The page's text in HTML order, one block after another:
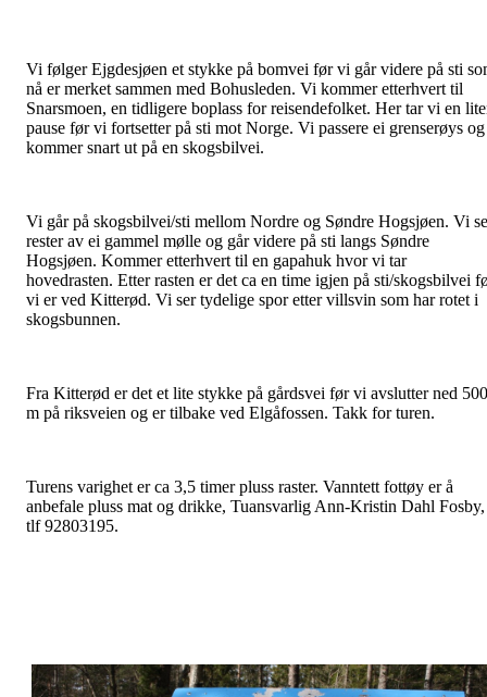
Vi følger Ejgdesjøen et stykke på bomvei før vi går videre på sti
nå er merket sammen med Bohusleden. Vi kommer etterhvert til
Snarsmoen, en tidligere boplass for reisendefolket. Her tar vi en
pause før vi fortsetter på sti mot Norge. Vi passere ei grenserøys og
kommer snart ut på en skogsbilvei.
Vi går på skogsbilvei/sti mellom Nordre og Søndre Hogsjøen. Vi
rester av ei gammel mølle og går videre på sti langs Søndre
Hogsjøen. Kommer etterhvert til en gapahuk hvor vi tar
hovedrasten. Etter rasten er det ca en time igjen på sti/skogsbilvei
vi er ved Kitterød. Vi ser tydelige spor etter villsvin som har rotet i
skogsbunnen.
Fra Kitterød er det et lite stykke på gårdsvei før vi avslutter ned 500
m på riksveien og er tilbake ved Elgåfossen. Takk for turen.
Turens varighet er ca 3,5 timer pluss raster. Vanntett fottøy er å
anbefale pluss mat og drikke, Tuansvarlig Ann-Kristin Dahl Fosby,
tlf 92803195.